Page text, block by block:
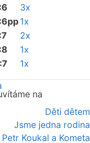
Děti dětem
Jsme jedna rodina
Petr Koukal a Kometa
3x
1x
2x
1x
1x
na